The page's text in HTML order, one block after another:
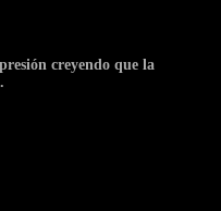
creyendo que la